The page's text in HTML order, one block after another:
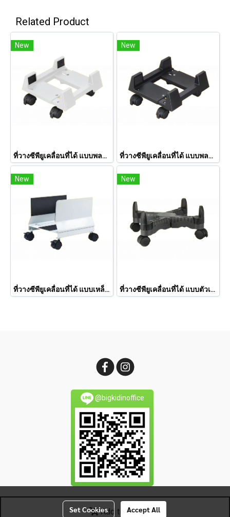
Add to Cart
Related Product
New
ที่วางซีพียูเคลื่อนที่ได้ แบบพลาสติก ABS สีขาว CS002M
New
ที่วางซีพียูเคลื่อนที่ได้ แบบพลาสติก ABS สีดำ CS002MB
New
ที่วางซีพียูเคลื่อนที่ได้ แบบเหล็ก สีขาว CS001E
New
ที่วางซีพียูเคลื่อนที่ได้ แบบตัวเอ็กซ์ CS003M
@bigkidinoffice
Copyright by makewebeasy.com
Set Cookies Accept All